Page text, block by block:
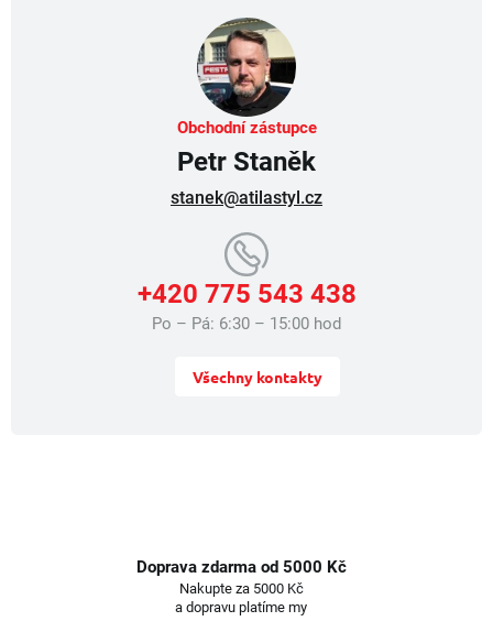
p
r
v
k
y
v
p
s
Obchodní zástupce
Petr Staněk
stanek@atilastyl.cz
+420 775 543 438
Po – Pá: 6:30 – 15:00 hod
Všechny kontakty
Doprava zdarma od 5000 Kč
Nakupte za 5000 Kč
a dopravu platíme my